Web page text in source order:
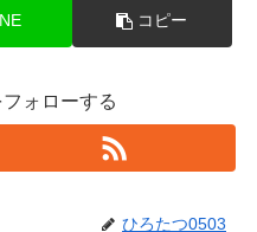
コピー
ォローする
ひろたつ0503